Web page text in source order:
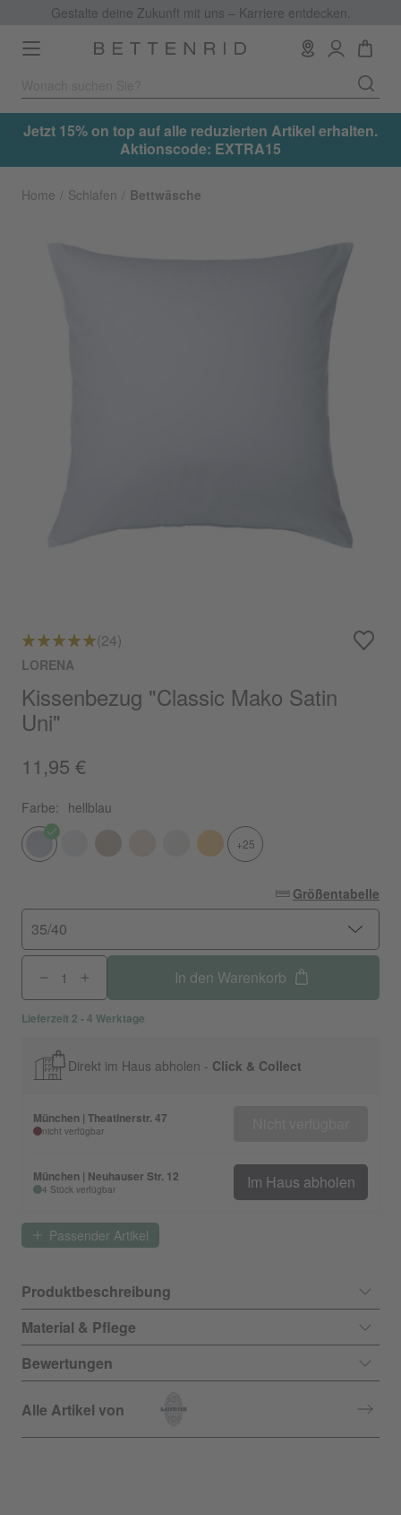
Gestalte deine Zukunft mit uns – Karriere entdecken.
Toggle
navigation
Jetzt 15% on top auf alle reduzierten Artikel erhalten.
Aktionscode: EXTRA15
Home Schlafen Bettwäsche
(24)
LORENA
Kissenbezug "Classic Mako Satin
Uni"
11,95 €
Farbe: hellblau
+25
Größentabelle
35/40
In den Warenkorb
Lieferzeit 2 - 4 Werktage
Direkt im Haus abholen - Click & Collect
München | Theatinerstr. 47
nicht verfügbar
München | Neuhauser Str. 12
4 Stück verfügbar Im Haus abholen
Passender Artikel
Produktbeschreibung
Material & Pflege
Bewertungen
Alle Artikel von